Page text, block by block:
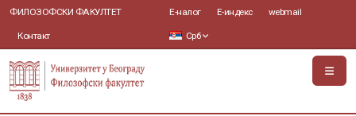
ФИЛОЗОФСКИ ФАКУЛТЕТ
Контакт
Е-налог Е-индекс webmail
Срб